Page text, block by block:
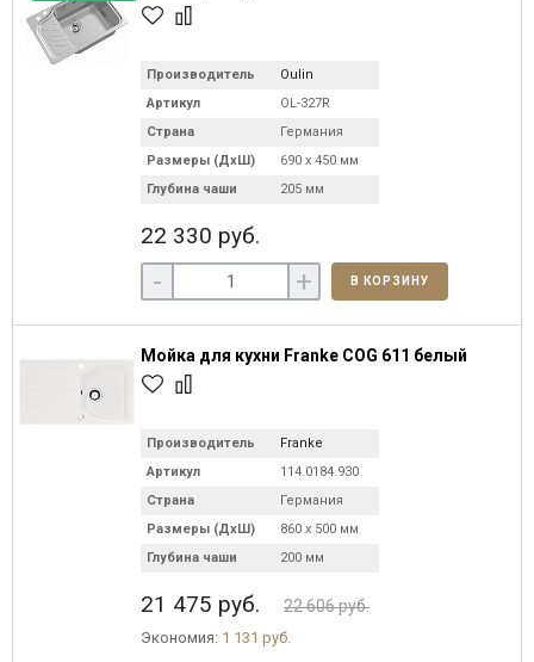
Производитель
Oulin
Артикул
OL-327R
Страна
Германия
Размеры (ДхШ)
690 х 450 мм
Глубина чаши
205 мм
22 330 руб.
- + В КОРЗИНУ
Мойка для кухни Franke COG 611 белый
Производитель
Franke
Артикул
114.0184.930
Страна
Германия
Размеры (ДхШ)
860 х 500 мм
Глубина чаши
200 мм
21 475 руб. 22 606 руб.
Экономия: 1 131 руб.